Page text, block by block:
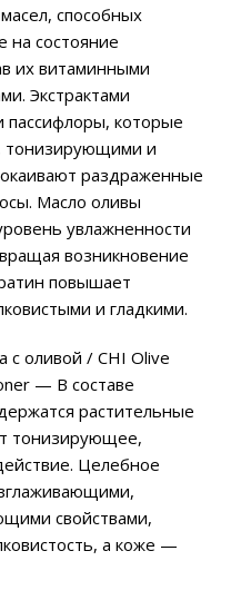
способных
на состояние
их витаминными
Экстрактами
пассифлоры, которые
тонизирующими и
раздраженные
Масло оливы
увлажненности
возникновение
повышает
и гладкими.
с оливой / CHI Olive
— В составе
растительные
тонизирующее,
Целебное
свойствами,
а коже —